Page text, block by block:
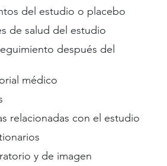
del estudio o placebo
de salud del estudio
después del
médico
relacionadas con el estudio
y de imagen